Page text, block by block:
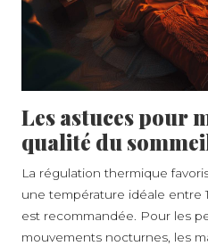
Les astuces pour
qualité du
La régulation thermique
une température idéale entre
est recommandée. Pour les
mouvements nocturnes, les